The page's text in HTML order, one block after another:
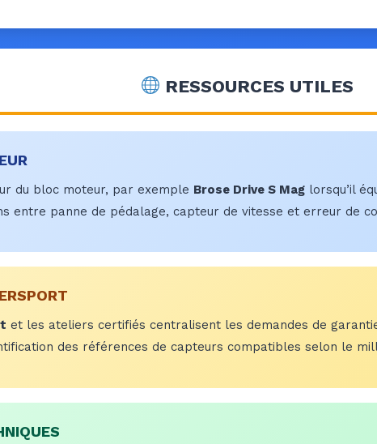
RESSOURCES UTILES
du bloc moteur, par exemple Brose Drive S Mag lorsqu’il
entre panne de pédalage, capteur de vitesse et erreur de
et les ateliers certifiés centralisent les demandes de
des références de capteurs compatibles selon le